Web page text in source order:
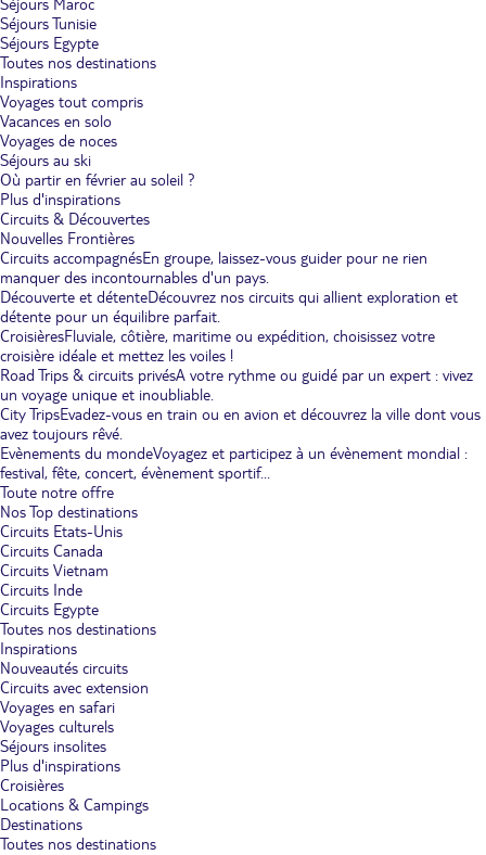
Séjours Maroc
Séjours Tunisie
Séjours Egypte
Toutes nos destinations
Inspirations
Voyages tout compris
Vacances en solo
Voyages de noces
Séjours au ski
Où partir en février au soleil ?
Plus d'inspirations
Circuits & Découvertes
Nouvelles Frontières
Circuits accompagnésEn groupe, laissez-vous guider pour ne rien
manquer des incontournables d'un pays.
Découverte et détenteDécouvrez nos circuits qui allient exploration et
détente pour un équilibre parfait.
CroisièresFluviale, côtière, maritime ou expédition, choisissez votre
croisière idéale et mettez les voiles !
Road Trips & circuits privésA votre rythme ou guidé par un expert : vivez
un voyage unique et inoubliable.
City TripsEvadez-vous en train ou en avion et découvrez la ville dont vous
avez toujours rêvé.
Evènements du mondeVoyagez et participez à un évènement mondial :
festival, fête, concert, évènement sportif...
Toute notre offre
Nos Top destinations
Circuits Etats-Unis
Circuits Canada
Circuits Vietnam
Circuits Inde
Circuits Egypte
Toutes nos destinations
Inspirations
Nouveautés circuits
Circuits avec extension
Voyages en safari
Voyages culturels
Séjours insolites
Plus d'inspirations
Croisières
Locations & Campings
Destinations
Toutes nos destinations